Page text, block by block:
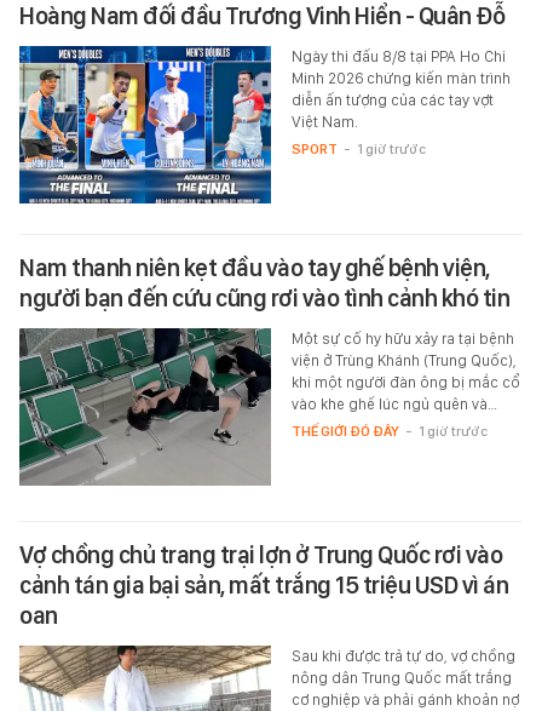
Hoàng Nam đối đầu Trương Vinh Hiển - Quân Đỗ
Ngày thi đấu 8/8 tại PPA Ho Chi
Minh 2026 chứng kiến màn trình
diễn ấn tượng của các tay vợt
Việt Nam.
SPORT - 1 giờ trước
Nam thanh niên kẹt đầu vào tay ghế bệnh viện,
người bạn đến cứu cũng rơi vào tình cảnh khó tin
Một sự cố hy hữu xảy ra tại bệnh
viện ở Trùng Khánh (Trung Quốc),
khi một người đàn ông bị mắc cổ
vào khe ghế lúc ngủ quên và…
THẾ GIỚI ĐÓ ĐÂY - 1 giờ trước
Vợ chồng chủ trang trại lợn ở Trung Quốc rơi vào
cảnh tán gia bại sản, mất trắng 15 triệu USD vì án
oan
Sau khi được trả tự do, vợ chồng
nông dân Trung Quốc mất trắng
cơ nghiệp và phải gánh khoản nợ